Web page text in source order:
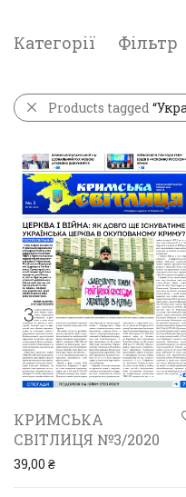
Категорії Фільтр
Products tagged
КРИМСЬКА
СВІТЛИЦЯ №3/2020
39,00 ₴